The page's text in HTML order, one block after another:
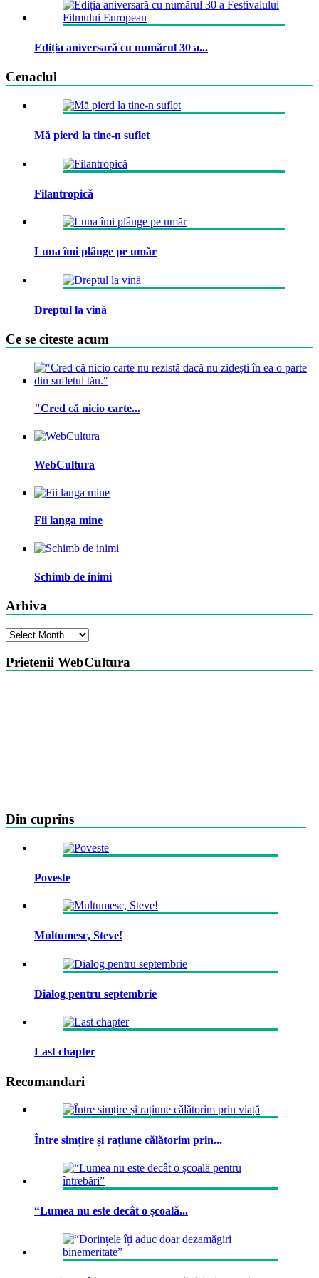
Ediția aniversară cu numărul 30 a...
Cenaclul
Mă pierd la tine-n suflet
Filantropică
Luna îmi plânge pe umăr
Dreptul la vină
Ce se citeste acum
"Cred că nicio carte...
WebCultura
Fii langa mine
Schimb de inimi
Arhiva
Arhiva
Prietenii WebCultura
Din cuprins
Poveste
Multumesc, Steve!
Dialog pentru septembrie
Last chapter
Recomandari
Între simțire și rațiune călătorim prin...
“Lumea nu este decât o școală...